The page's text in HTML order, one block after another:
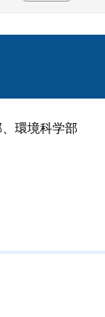
環境科学部